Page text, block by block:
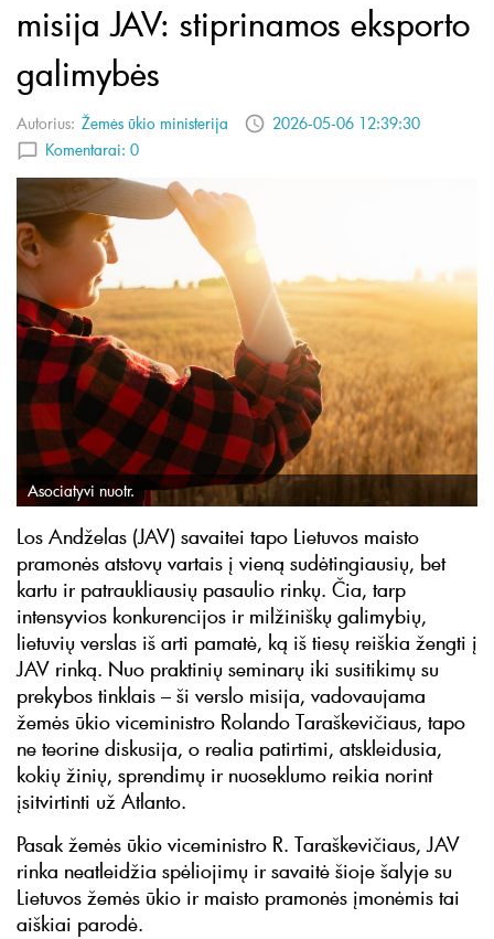
misija JAV: stiprinamos eksporto
galimybės
Autorius: Žemės ūkio ministerija
2026-05-06 12:39:30
Komentarai: 0
Asociatyvi nuotr.
Los Andželas (JAV) savaitei tapo Lietuvos maisto
pramonės atstovų vartais į vieną sudėtingiausių, bet
kartu ir patraukliausių pasaulio rinkų. Čia, tarp
intensyvios konkurencijos ir milžiniškų galimybių,
lietuvių verslas iš arti pamatė, ką iš tiesų reiškia žengti į
JAV rinką. Nuo praktinių seminarų iki susitikimų su
prekybos tinklais – ši verslo misija, vadovaujama
žemės ūkio viceministro Rolando Taraškevičiaus, tapo
ne teorine diskusija, o realia patirtimi, atskleidusia,
kokių žinių, sprendimų ir nuoseklumo reikia norint
įsitvirtinti už Atlanto.
Pasak žemės ūkio viceministro R. Taraškevičiaus, JAV
rinka neatleidžia spėliojimų ir savaitė šioje šalyje su
Lietuvos žemės ūkio ir maisto pramonės įmonėmis tai
aiškiai parodė.